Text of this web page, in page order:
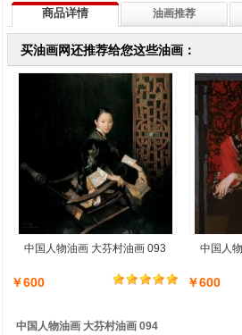
商品详情 油画推荐
买油画网还推荐给您这些油画：
中国人物油画 大芬村油画 093
￥600
中国人
￥600
中国人物油画 大芬村油画 094